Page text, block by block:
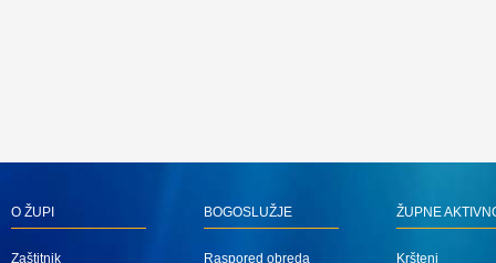
O ŽUPI
Zaštitnik
BOGOSLUŽJE
Raspored obreda
ŽUPNE
Kršteni